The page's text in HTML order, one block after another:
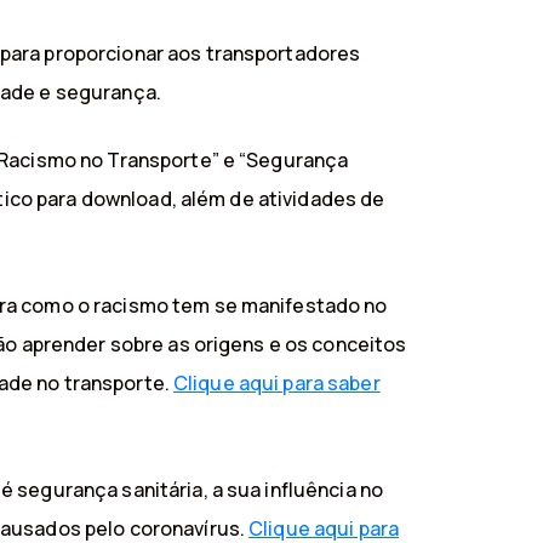
proporcionar aos transportadores
e segurança.
no Transporte” e “Segurança
para download, além de atividades de
como o racismo tem se manifestado no
aprender sobre as origens e os conceitos
no transporte. Clique aqui para saber
segurança sanitária, a sua influência no
pelo coronavírus. Clique aqui para